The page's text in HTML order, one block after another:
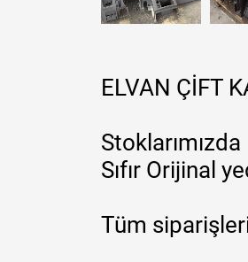
ELVAN ÇİFT
Sıfır Orijinal
Tüm